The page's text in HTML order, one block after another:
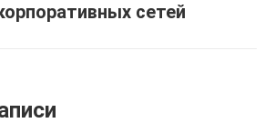
запись:
сетей